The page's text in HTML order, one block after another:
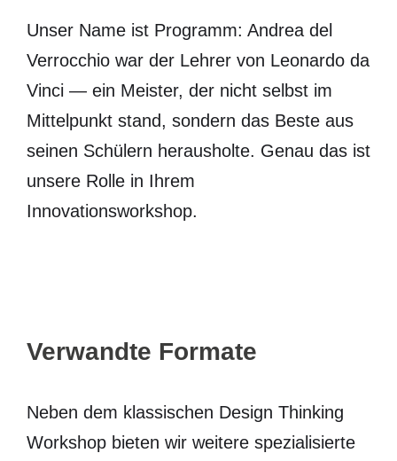
Unser Name ist Programm: Andrea del
Verrocchio war der Lehrer von Leonardo da
Vinci — ein Meister, der nicht selbst im
Mittelpunkt stand, sondern das Beste aus
seinen Schülern herausholte. Genau das ist
unsere Rolle in Ihrem
Innovationsworkshop.
Verwandte Formate
Neben dem klassischen Design Thinking
Workshop bieten wir weitere spezialisierte